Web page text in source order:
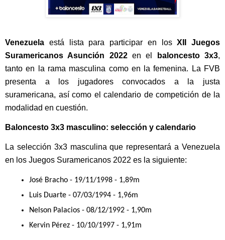
Venezuela está lista para participar en los XII Juegos
Suramericanos Asunción 2022 en el baloncesto 3x3,
tanto en la rama masculina como en la femenina. La FVB
presenta a los jugadores convocados a la justa
suramericana, así como el calendario de competición de la
modalidad en cuestión.
Baloncesto 3x3 masculino: selección y calendario
La selección 3x3 masculina que representará a Venezuela
en los Juegos Suramericanos 2022 es la siguiente:
José Bracho - 19/11/1998 - 1,89m
Luis Duarte - 07/03/1994 - 1,96m
Nelson Palacios - 08/12/1992 - 1,90m
Kervin Pérez - 10/10/1997 - 1,91m